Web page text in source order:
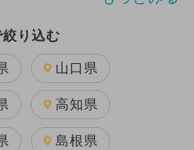
ト
ト
り込む
山口県
高知県
島根県